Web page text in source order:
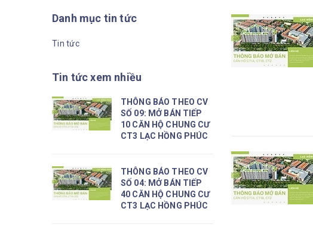
Danh mục tin tức
Tin tức
Tin tức xem nhiều
THÔNG BÁO THEO CV
SỐ 09: MỞ BÁN TIẾP
10 CĂN HỘ CHUNG CƯ
CT3 LẠC HỒNG PHÚC
THÔNG BÁO THEO CV
SỐ 04: MỞ BÁN TIẾP
40 CĂN HỘ CHUNG CƯ
CT3 LẠC HỒNG PHÚC